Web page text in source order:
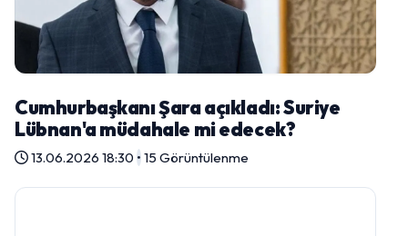
Cumhurbaşkanı Şara açıkladı: Suriye
Lübnan'a müdahale mi edecek?
13.06.2026 18:30 •15 Görüntülenme